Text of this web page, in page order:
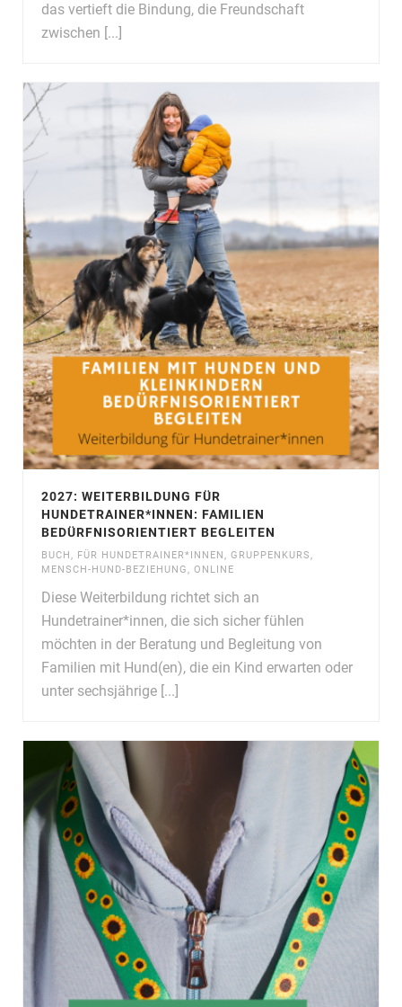
das vertieft die Bindung, die Freundschaft
zwischen [...]
2027: WEITERBILDUNG FÜR
HUNDETRAINER*INNEN: FAMILIEN
BEDÜRFNISORIENTIERT BEGLEITEN
BUCH FÜR HUNDETRAINER*INNEN GRUPPENKURS
MENSCH-HUND-BEZIEHUNG
ONLINE
Diese Weiterbildung richtet sich an
Hundetrainer*innen, die sich sicher fühlen
möchten in der Beratung und Begleitung von
Familien mit Hund(en), die ein Kind erwarten oder
unter sechsjährige [...]